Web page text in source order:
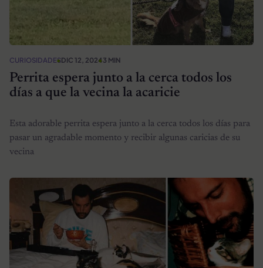
CURIOSIDADESDIC 12, 20243 MIN
Perrita espera junto a la cerca todos los
días a que la vecina la acaricie
Esta adorable perrita espera junto a la cerca todos los días para
pasar un agradable momento y recibir algunas caricias de su
vecina